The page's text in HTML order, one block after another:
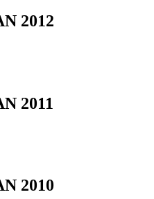
2012
2011
2010